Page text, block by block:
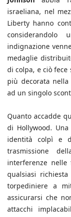
israeliana, nel
Liberty hanno
considerandolo
indignazione
medaglie
di colpa, e ciò fece
più decorata
ad un singolo
Quanto accadde
di Hollywood.
identità colpì e
trasmissione
interferenze
qualsiasi
torpediniere a
assicurarsi che
attacchi